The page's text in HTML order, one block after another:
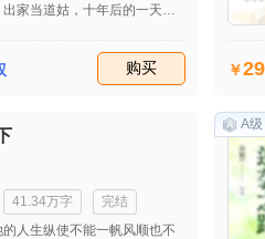
家当道姑，十年后的一天收
购买
41.34万字
完结
人生纵使不能一帆风顺也不
A级